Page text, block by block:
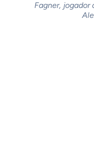
Fagner, jogador